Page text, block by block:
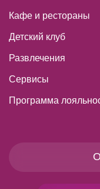
Кафе и рестораны
Детский клуб
Развлечения
Сервисы
Программа